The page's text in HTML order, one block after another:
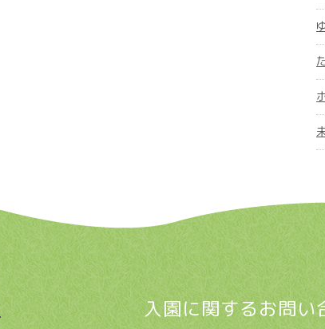
入園に関するお問い